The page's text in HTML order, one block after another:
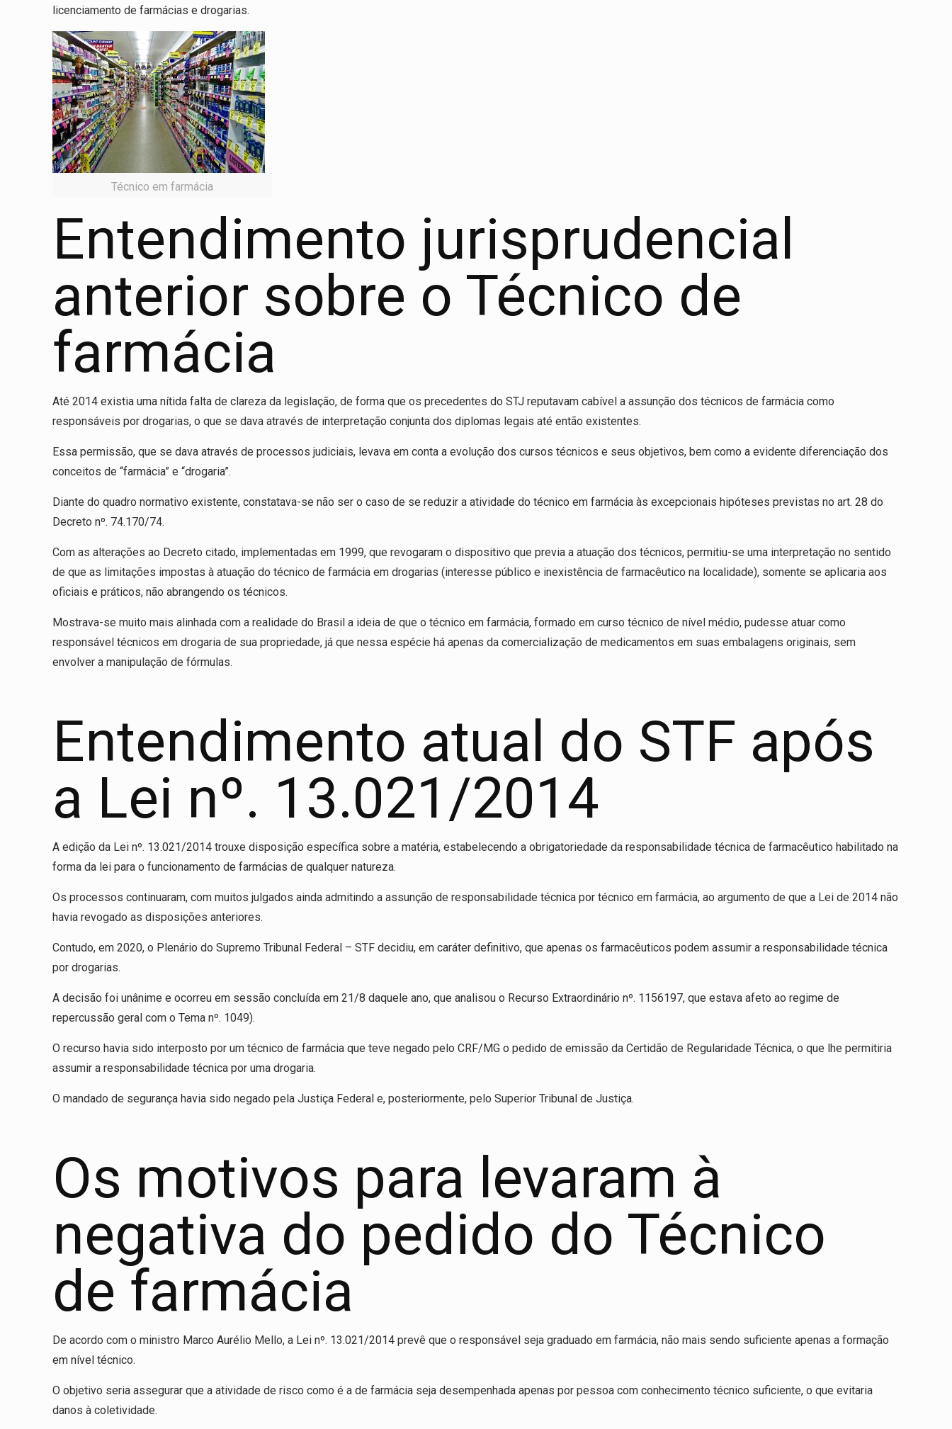
licenciamento de farmácias e drogarias.
Técnico em farmácia
Entendimento jurisprudencial
anterior sobre o Técnico de
farmácia
Até 2014 existia uma nítida falta de clareza da legislação, de forma que os precedentes do STJ reputavam cabível a assunção dos técnicos de farmácia como
responsáveis por drogarias, o que se dava através de interpretação conjunta dos diplomas legais até então existentes.
Essa permissão, que se dava através de processos judiciais, levava em conta a evolução dos cursos técnicos e seus objetivos, bem como a evidente diferenciação dos
conceitos de “farmácia” e “drogaria”.
Diante do quadro normativo existente, constatava-se não ser o caso de se reduzir a atividade do técnico em farmácia às excepcionais hipóteses previstas no art. 28 do
Decreto nº. 74.170/74.
Com as alterações ao Decreto citado, implementadas em 1999, que revogaram o dispositivo que previa a atuação dos técnicos, permitiu-se uma interpretação no sentido
de que as limitações impostas à atuação do técnico de farmácia em drogarias (interesse público e inexistência de farmacêutico na localidade), somente se aplicaria aos
oficiais e práticos, não abrangendo os técnicos.
Mostrava-se muito mais alinhada com a realidade do Brasil a ideia de que o técnico em farmácia, formado em curso técnico de nível médio, pudesse atuar como
responsável técnicos em drogaria de sua propriedade, já que nessa espécie há apenas da comercialização de medicamentos em suas embalagens originais, sem
envolver a manipulação de fórmulas.
Entendimento atual do STF após
a Lei nº. 13.021/2014
A edição da Lei nº. 13.021/2014 trouxe disposição específica sobre a matéria, estabelecendo a obrigatoriedade da responsabilidade técnica de farmacêutico habilitado na
forma da lei para o funcionamento de farmácias de qualquer natureza.
Os processos continuaram, com muitos julgados ainda admitindo a assunção de responsabilidade técnica por técnico em farmácia, ao argumento de que a Lei de 2014 não
havia revogado as disposições anteriores.
Contudo, em 2020, o Plenário do Supremo Tribunal Federal – STF decidiu, em caráter definitivo, que apenas os farmacêuticos podem assumir a responsabilidade técnica
por drogarias.
A decisão foi unânime e ocorreu em sessão concluída em 21/8 daquele ano, que analisou o Recurso Extraordinário nº. 1156197, que estava afeto ao regime de
repercussão geral com o Tema nº. 1049).
O recurso havia sido interposto por um técnico de farmácia que teve negado pelo CRF/MG o pedido de emissão da Certidão de Regularidade Técnica, o que lhe permitiria
assumir a responsabilidade técnica por uma drogaria.
O mandado de segurança havia sido negado pela Justiça Federal e, posteriormente, pelo Superior Tribunal de Justiça.
Os motivos para levaram à
negativa do pedido do Técnico
de farmácia
De acordo com o ministro Marco Aurélio Mello, a Lei nº. 13.021/2014 prevê que o responsável seja graduado em farmácia, não mais sendo suficiente apenas a formação
em nível técnico.
O objetivo seria assegurar que a atividade de risco como é a de farmácia seja desempenhada apenas por pessoa com conhecimento técnico suficiente, o que evitaria
danos à coletividade.